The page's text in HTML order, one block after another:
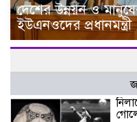
দেশের উন্নয়ন ও
ইউএনওদের প্রধানমন্ত্রী